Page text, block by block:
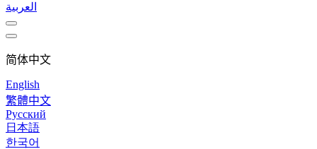
العربية
简体中文
English
繁體中文
Русский
日本語
한국어